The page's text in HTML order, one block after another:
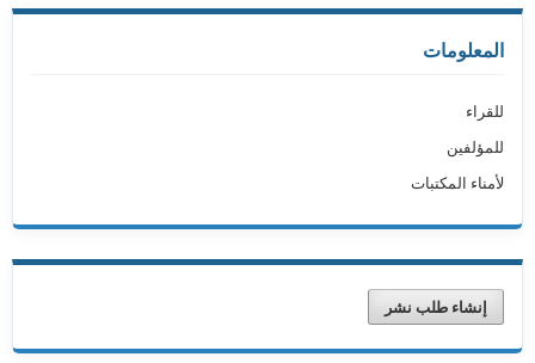
المعلومات
للقراء
للمؤلفين
لأمناء المكتبات
إنشاء طلب نشر